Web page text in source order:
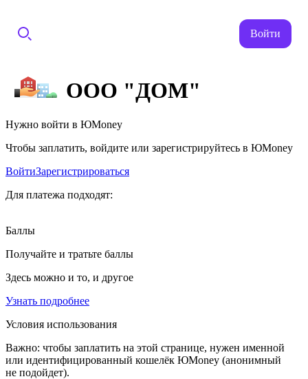
Войти
ООО "ДОМ"
Нужно войти в ЮMoney
Чтобы заплатить, войдите или зарегистрируйтесь в ЮMoney
ВойтиЗарегистрироваться
Для платежа подходят:
Баллы
Получайте и тратьте баллы
Здесь можно и то, и другое
Узнать подробнее
Условия использования
Важно: чтобы заплатить на этой странице, нужен именной
или идентифицированный кошелёк ЮMoney (анонимный
не подойдет).